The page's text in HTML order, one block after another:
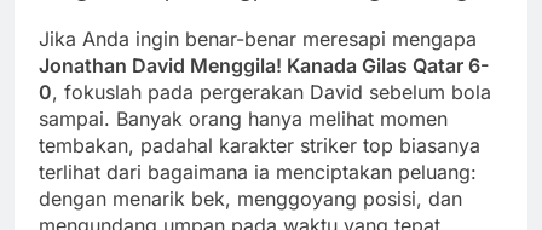
Jika Anda ingin benar-benar meresapi mengapa
Jonathan David Menggila! Kanada Gilas Qatar 6-
0, fokuslah pada pergerakan David sebelum bola
sampai. Banyak orang hanya melihat momen
tembakan, padahal karakter striker top biasanya
terlihat dari bagaimana ia menciptakan peluang:
dengan menarik bek, menggoyang posisi, dan
mengundang umpan pada waktu yang tepat.